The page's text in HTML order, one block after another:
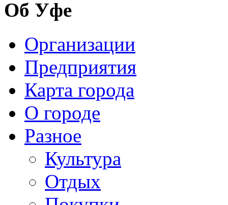
Об Уфе
Организации
Предприятия
Карта города
О городе
Разное
Культура
Отдых